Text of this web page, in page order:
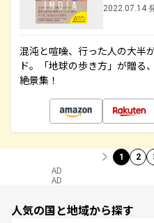
2022.07.14
混沌と喧噪、行った人の大半
ド。「地球の歩き方」が贈る
絶景集！
1 2
AD
AD
人気の国と地域から探す